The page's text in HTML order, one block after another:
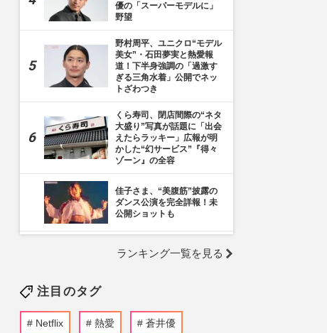
優の「スーパーモデルに」
野望
野村周平、ユニクロ“モデル
美女”・石田夢実と熱愛報
道！下半身強調の「過激す
ぎる三角水着」公開でネッ
トざわつき
くら寿司、閉店間際の“ネタ
大盛り”写真が話題に「出会
えたらラッキー」広報が明
かした“幻サービス”『得々
ゾーン』の全容
佳子さま、“美腹筋”披露の
ダンス公演を完全詳報！未
公開ショットも
区域」拡大を発表も喫煙所
ガラガラ…酷評だらけの
『ジャングリア沖縄』「ス
ランキング一覧を見る
注目のタグ
Netflix 熱愛 蒼井優